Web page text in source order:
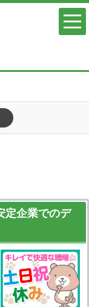
定企業でのデ